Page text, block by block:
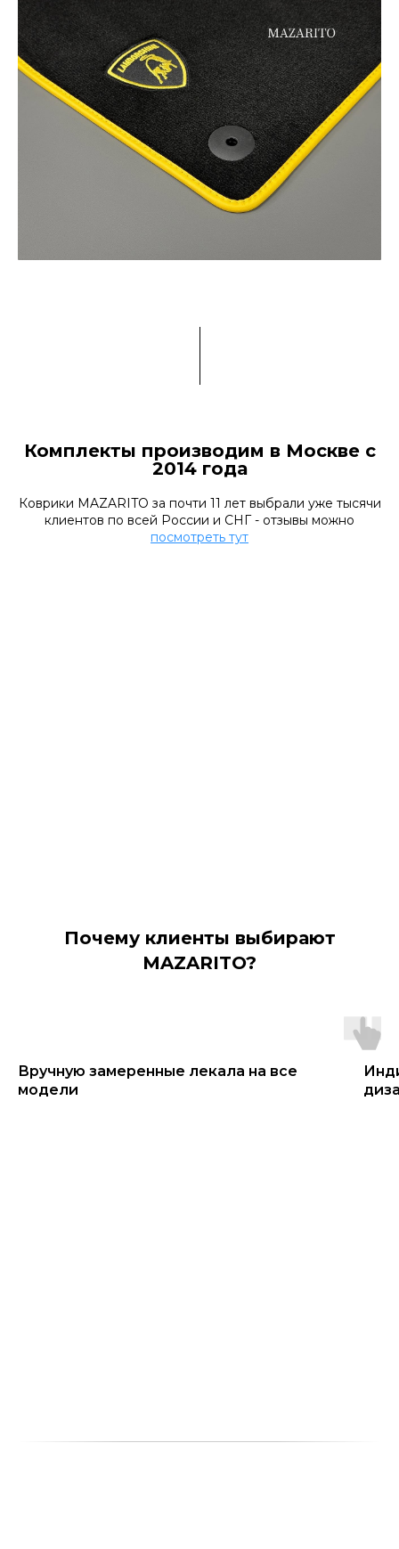
Комплекты производим в Москве с
2014 года
Коврики MAZARITO за почти 11 лет выбрали уже тысячи
клиентов по всей России и СНГ - отзывы можно
посмотреть тут
Почему клиенты выбирают
MAZARITO?
Вручную замеренные лекала на все
модели